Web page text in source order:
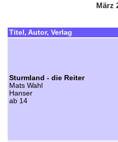
März
Titel, Autor, Verlag
Sturmland - die Reiter
Mats Wahl
Hanser
ab 14